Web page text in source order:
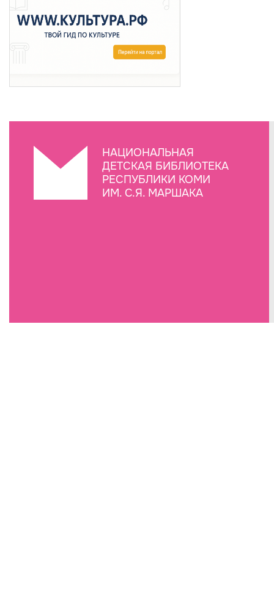
НАЦИОНАЛЬНАЯ
ДЕТСКАЯ БИБЛИОТЕКА
РЕСПУБЛИКИ КОМИ
ИМ. С.Я. МАРШАКА